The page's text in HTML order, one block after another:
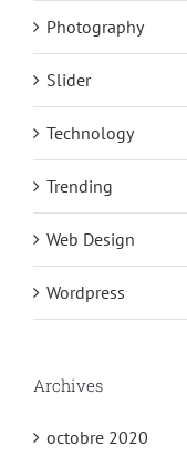
Photography
Slider
Technology
Trending
Web Design
Wordpress
Archives
octobre 2020